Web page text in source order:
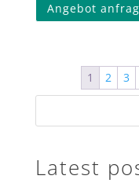
Angebot
1 2 3
Latest